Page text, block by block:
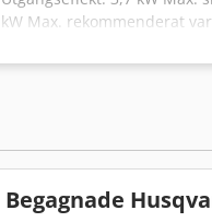
kW Max. rekommenderat
Motortyp: 2-taktsmotor
Skärutrustning Max.
Max. klingtjocklek: 5 mm
Begagnade